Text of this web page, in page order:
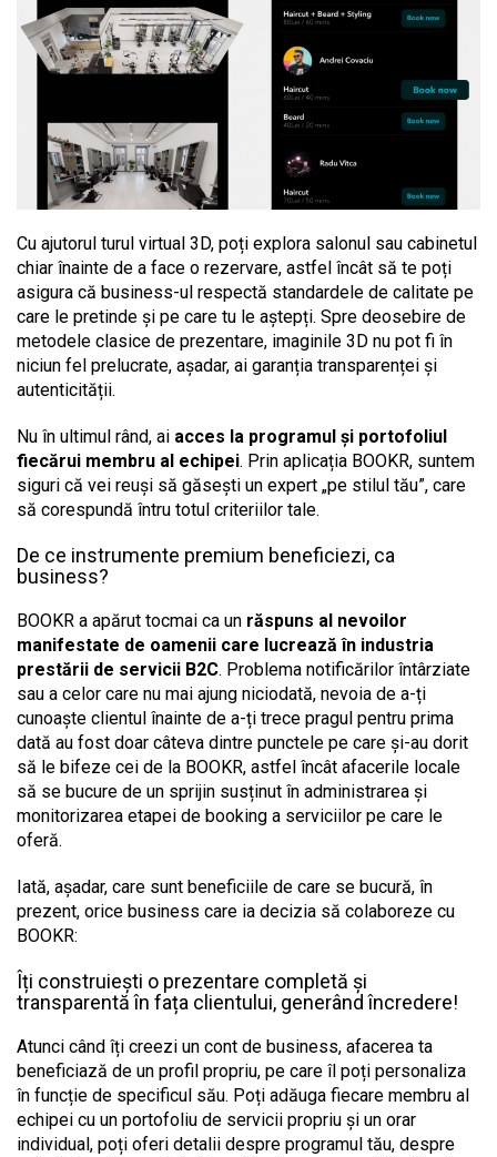
Cu ajutorul turul virtual 3D, poți explora salonul sau cabinetul
chiar înainte de a face o rezervare, astfel încât să te poți
asigura că business-ul respectă standardele de calitate pe
care le pretinde și pe care tu le aștepți. Spre deosebire de
metodele clasice de prezentare, imaginile 3D nu pot fi în
niciun fel prelucrate, așadar, ai garanția transparenței și
autenticității.
Nu în ultimul rând, ai acces la programul și portofoliul
fiecărui membru al echipei. Prin aplicația BOOKR, suntem
siguri că vei reuși să găsești un expert „pe stilul tău”, care
să corespundă întru totul criteriilor tale.
De ce instrumente premium beneficiezi, ca
business?
BOOKR a apărut tocmai ca un răspuns al nevoilor
manifestate de oamenii care lucrează în industria
prestării de servicii B2C. Problema notificărilor întârziate
sau a celor care nu mai ajung niciodată, nevoia de a-ți
cunoaște clientul înainte de a-ți trece pragul pentru prima
dată au fost doar câteva dintre punctele pe care și-au dorit
să le bifeze cei de la BOOKR, astfel încât afacerile locale
să se bucure de un sprijin susținut în administrarea și
monitorizarea etapei de booking a serviciilor pe care le
oferă.
Iată, așadar, care sunt beneficiile de care se bucură, în
prezent, orice business care ia decizia să colaboreze cu
BOOKR:
Îți construiești o prezentare completă și
transparentă în fața clientului, generând încredere!
Atunci când îți creezi un cont de business, afacerea ta
beneficiază de un profil propriu, pe care îl poți personaliza
în funcție de specificul său. Poți adăuga fiecare membru al
echipei cu un portofoliu de servicii propriu și un orar
individual, poți oferi detalii despre programul tău, despre